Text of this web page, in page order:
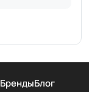
БрендыБлог